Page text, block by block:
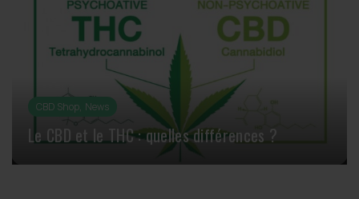
CBD Shop, News
Le CBD et le THC : quelles différences ?